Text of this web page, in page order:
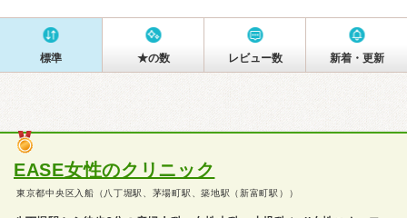
標準 ★の数 レビュー数 新着・更新
EASE女性のクリニック
東京都中央区入船（八丁堀駅、茅場町駅、築地駅（新富町駅））